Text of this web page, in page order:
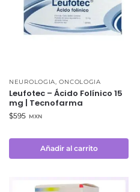
NEUROLOGIA,ONCOLOGIA
Leufotec – Ácido Folínico 15
mg | Tecnofarma
$595 MXN
Añadir al carrito